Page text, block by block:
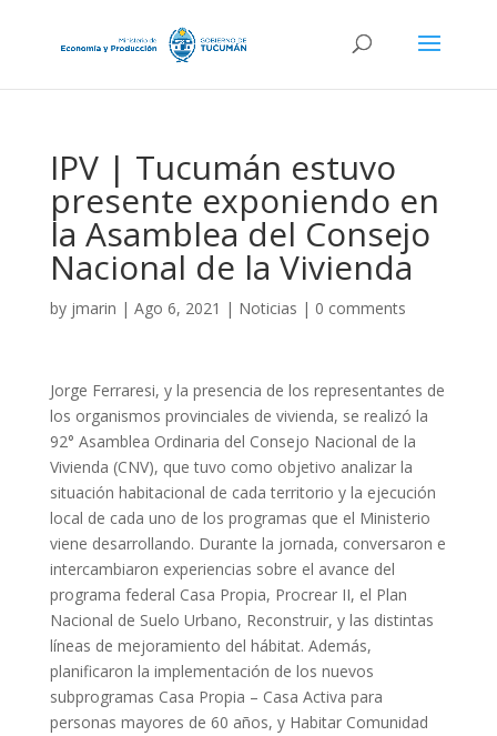
IPV | Tucumán estuvo
presente exponiendo en
la Asamblea del Consejo
Nacional de la Vivienda
by jmarin | Ago 6, 2021 | Noticias | 0 comments
Jorge Ferraresi, y la presencia de los representantes de
los organismos provinciales de vivienda, se realizó la
92° Asamblea Ordinaria del Consejo Nacional de la
Vivienda (CNV), que tuvo como objetivo analizar la
situación habitacional de cada territorio y la ejecución
local de cada uno de los programas que el Ministerio
viene desarrollando. Durante la jornada, conversaron e
intercambiaron experiencias sobre el avance del
programa federal Casa Propia, Procrear II, el Plan
Nacional de Suelo Urbano, Reconstruir, y las distintas
líneas de mejoramiento del hábitat. Además,
planificaron la implementación de los nuevos
subprogramas Casa Propia – Casa Activa para
personas mayores de 60 años, y Habitar Comunidad